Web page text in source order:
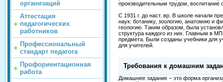
организаций
Аттестация
педагогических
работников
Профессиональный
стандарт педагога
Профориентационная
работа
производительным трудом, воспитание
С 1931 г. до наст. вр. В школе начали
наук: ботанику, зоологию, анатомию и
геологию. Таким образом, была
структура каждого из них. Главным в
предмета. Были созданы учебники для
для учителей.
Требования к домашним
Домашнее задание – это форма